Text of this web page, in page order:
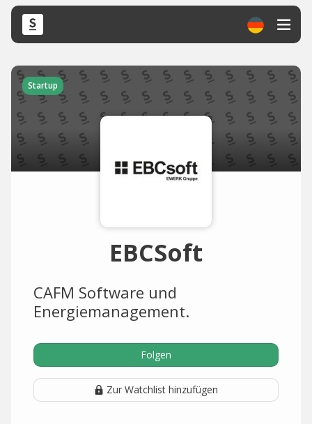
Startup
EBCSoft
CAFM Software und
Energiemanagement.
Folgen
Zur Watchlist hinzufügen